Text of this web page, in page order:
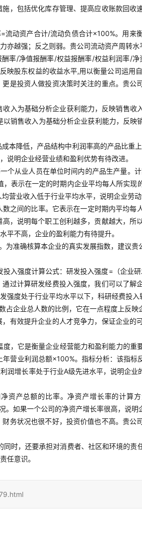
，包括优化库存管理、提高应收账款回
动资产合计/流动负债合计×100%。用来
越强；反之则弱。贵公司流动资产周转水
率/净值报酬率/权益报酬率/权益利润率/
股东权益的收益水平,用以衡量公司运用
是投资人做投资决策时关注的重点。贵
入为基础分析企业获利能力，反映销售
售收入为基础分析企业获利能力，反映
本降低，产品结构中利润率高的产品比重
明企业经营业绩和盈利优势有待改进。
个从业人员在单位时间内的产品生产量。
表示在一定的时期内企业平均每人所实
业收入低于行业平均水平，说明企业劳
之间的比率。它表示在一定时期内平均
，说明每个职工创利越多，贡献越大，
平不高，企业的盈利能力有待提升。
准确核算本企业的真实发展指数，建议
入强度计算公式：研发投入强度=（企业
过计算研发经费投入强度，我们可以了
度处于行业平均水平以下，科研经费投入
占企业总人数的比例，它在一点程度上反
有效提升企业的人才竞争力，保证企业
，它是衡量企业经营能力和盈利能力的
营业利润总额×100%。指标分析：该指
增长率处于行业A级先进水平，说明企
资产总额的比率。净资产增长率的计算
如果一个公司的净资产增长率很高，说
务状况也很不好，投资价值也不高。贵
时，还要承担对消费者、社区和环境的
任意识。